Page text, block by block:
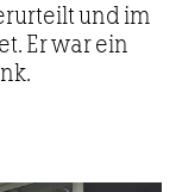
und im
Er war ein